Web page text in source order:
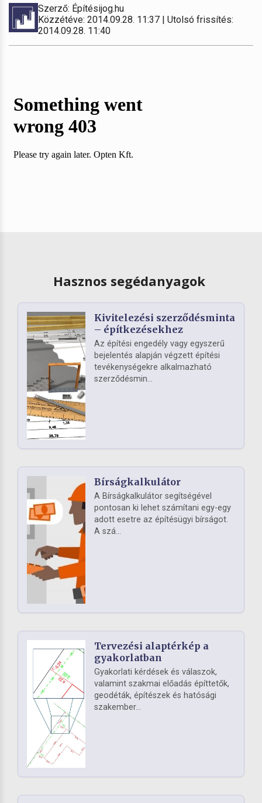
Szerző: Építésijog.hu
Közzétéve: 2014.09.28. 11:37 | Utolsó frissítés:
2014.09.28. 11:40
Hasznos segédanyagok
Kivitelezési szerződésminta
– építkezésekhez
Az építési engedély vagy egyszerű
bejelentés alapján végzett építési
tevékenységekre alkalmazható
szerződésmin...
Bírságkalkulátor
A Bírságkalkulátor segítségével
pontosan ki lehet számítani egy-egy
adott esetre az építésügyi bírságot.
A szá...
Tervezési alaptérkép a
gyakorlatban
Gyakorlati kérdések és válaszok,
valamint szakmai előadás építtetők,
geodéták, építészek és hatósági
szakember...